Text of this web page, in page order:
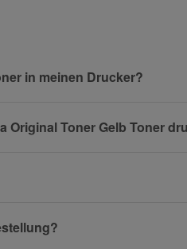
in meinen Drucker?
Original Toner Gelb Toner